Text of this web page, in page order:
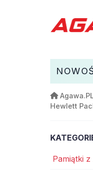
Agawa.PL
Hewlett
Pamiątki z